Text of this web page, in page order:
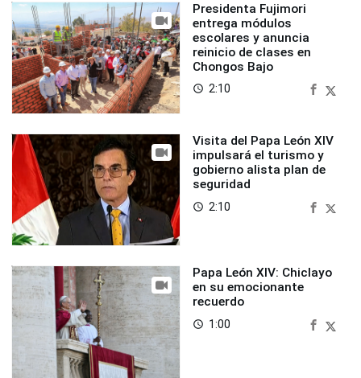
Presidenta Fujimori
entrega módulos
escolares y anuncia
reinicio de clases en
Chongos Bajo
access_time 2:10
Visita del Papa León XIV
impulsará el turismo y
gobierno alista plan de
seguridad
access_time 2:10
Papa León XIV: Chiclayo
en su emocionante
recuerdo
access_time 1:00